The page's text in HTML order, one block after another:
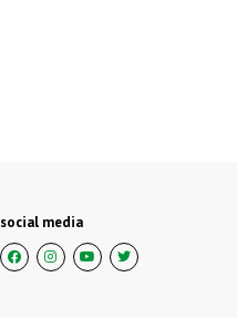
social media